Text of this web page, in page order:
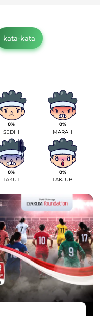
kata-kata
0%
SEDIH
0%
MARAH
0%
TAKUT
0%
TAKJUB